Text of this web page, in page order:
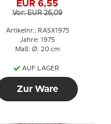
Weihnachten", Bär
EUR 6,55
Vor: EUR 26,09
Artikelnr.: RASX1975
Jahre: 1975
Maß: Ø: 20 cm
AUF LAGER
Zur Ware